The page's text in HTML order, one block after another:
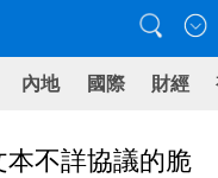
內地 國際 財經
本不詳協議的脆